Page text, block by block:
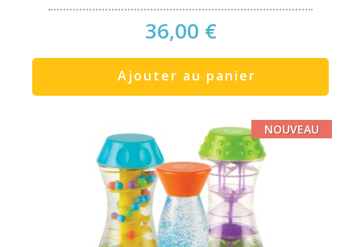
36,00 €
Ajouter au panier
NOUVEAU